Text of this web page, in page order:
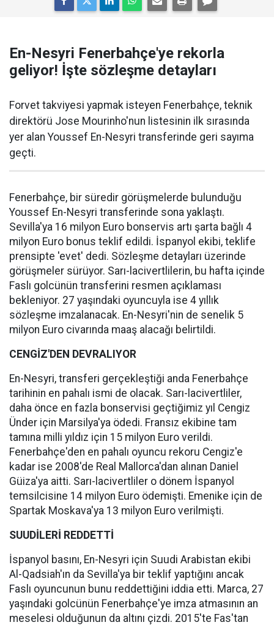
En-Nesyri Fenerbahçe'ye rekorla
geliyor! İşte sözleşme detayları
Forvet takviyesi yapmak isteyen Fenerbahçe, teknik
direktörü Jose Mourinho'nun listesinin ilk sırasında
yer alan Youssef En-Nesyri transferinde geri sayıma
geçti.
Fenerbahçe, bir süredir görüşmelerde bulunduğu
Youssef En-Nesyri transferinde sona yaklaştı.
Sevilla'ya 16 milyon Euro bonservis artı şarta bağlı 4
milyon Euro bonus teklif edildi. İspanyol ekibi, teklife
prensipte 'evet' dedi. Sözleşme detayları üzerinde
görüşmeler sürüyor. Sarı-lacivertlilerin, bu hafta içinde
Faslı golcünün transferini resmen açıklaması
bekleniyor. 27 yaşındaki oyuncuyla ise 4 yıllık
sözleşme imzalanacak. En-Nesyri'nin de senelik 5
milyon Euro civarında maaş alacağı belirtildi.
CENGİZ'DEN DEVRALIYOR
En-Nesyri, transferi gerçekleştiği anda Fenerbahçe
tarihinin en pahalı ismi de olacak. Sarı-lacivertliler,
daha önce en fazla bonservisi geçtiğimiz yıl Cengiz
Ünder için Marsilya'ya ödedi. Fransız ekibine tam
tamına milli yıldız için 15 milyon Euro verildi.
Fenerbahçe'den en pahalı oyuncu rekoru Cengiz'e
kadar ise 2008'de Real Mallorca'dan alınan Daniel
Güiza'ya aitti. Sarı-lacivertliler o dönem İspanyol
temsilcisine 14 milyon Euro ödemişti. Emenike için de
Spartak Moskava'ya 13 milyon Euro verilmişti.
SUUDİLERİ REDDETTİ
İspanyol basını, En-Nesyri için Suudi Arabistan ekibi
Al-Qadsiah'ın da Sevilla'ya bir teklif yaptığını ancak
Faslı oyuncunun bunu reddettiğini iddia etti. Marca, 27
yaşındaki golcünün Fenerbahçe'ye imza atmasının an
meselesi olduğunun da altını çizdi. 2015'te Fas'tan